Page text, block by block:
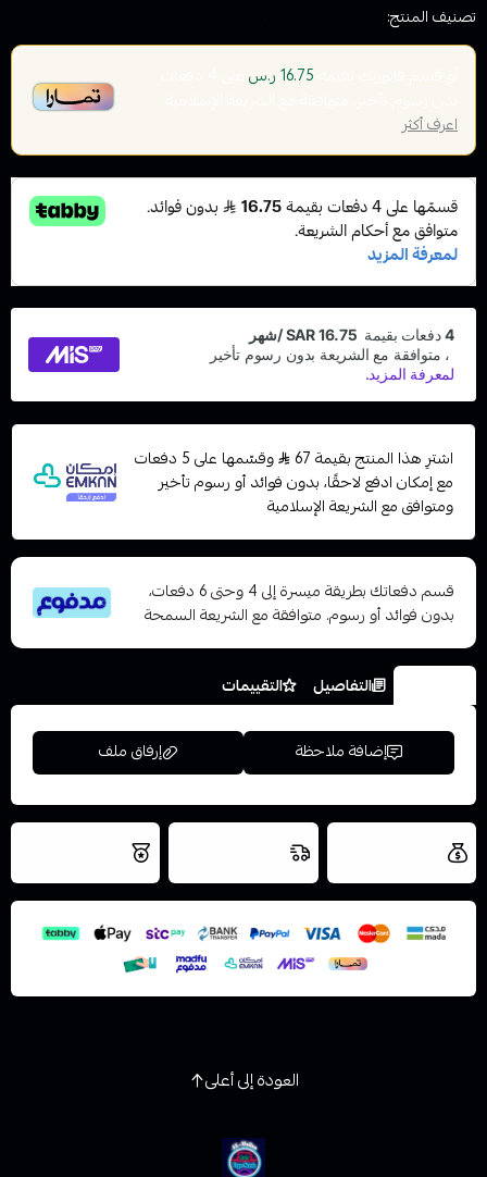
تصنيف المنتج:
16.75 ر.س
اعرف أكثر
اشترِ هذا المنتج بقيمة 67
وقسّمها على 5 دفعات
مع إمكان ادفع لاحقًا، بدون فوائد أو رسوم تأخير
ومتوافق مع الشريعة الإسلامية
قسم دفعاتك بطريقة ميسرة إلى 4 وحتى 6 دفعات،
بدون فوائد أو رسوم. متوافقة مع الشريعة السمحة
التفاصيل التقييمات
إضافة ملاحظة إرفاق ملف
اسحب و افلت الملف هنا
استعراض
نتميز بلجودة
العودة إلى أعلى